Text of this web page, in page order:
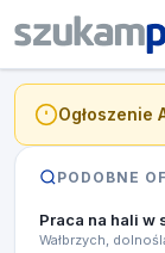
Ogłoszenie
PODOBNE
Praca na hali w
Wałbrzych,